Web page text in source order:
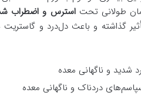
طولانی تحتاسترس و اضطراب
گذاشته و باعث دل‌درد و
شدید و ناگهانی معده
دردناک و ناگهانی معده